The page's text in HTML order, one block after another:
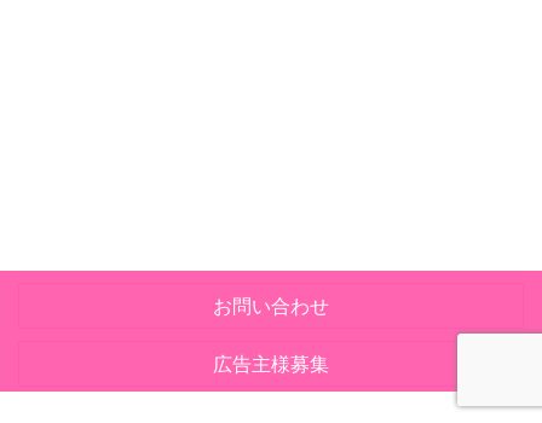
お問い合わせ
広告主様募集